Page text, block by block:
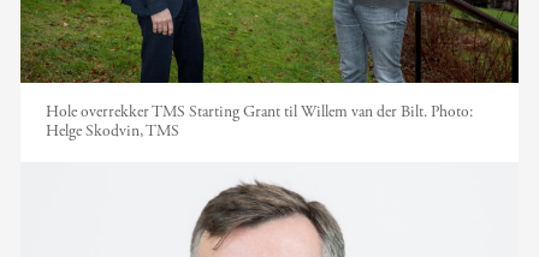
Hole overrekker TMS Starting Grant til Willem van der Bilt. Photo:
Helge Skodvin, TMS